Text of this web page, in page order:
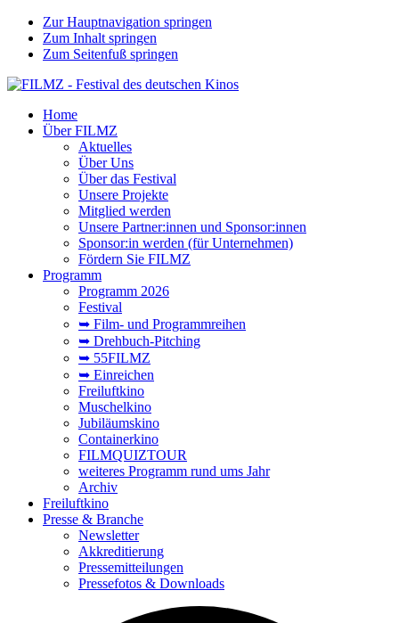
Zur Hauptnavigation springen
Zum Inhalt springen
Zum Seitenfuß springen
Home
Über FILMZ
Aktuelles
Über Uns
Über das Festival
Unsere Projekte
Mitglied werden
Unsere Partner:innen und Sponsor:innen
Sponsor:in werden (für Unternehmen)
Fördern Sie FILMZ
Programm
Programm 2026
Festival
➥ Film- und Programmreihen
➥ Drehbuch-Pitching
➥ 55FILMZ
➥ Einreichen
Freiluftkino
Muschelkino
Jubiläumskino
Containerkino
FILMQUIZTOUR
weiteres Programm rund ums Jahr
Archiv
Freiluftkino
Presse & Branche
Newsletter
Akkreditierung
Pressemitteilungen
Pressefotos & Downloads